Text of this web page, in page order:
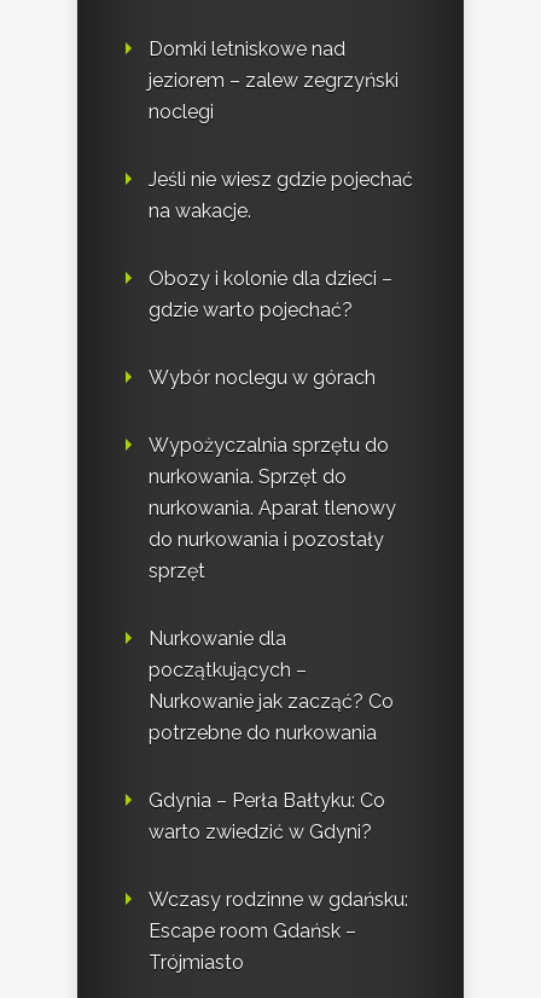
Domki letniskowe nad
jeziorem – zalew zegrzyński
noclegi
Jeśli nie wiesz gdzie pojechać
na wakacje.
Obozy i kolonie dla dzieci –
gdzie warto pojechać?
Wybór noclegu w górach
Wypożyczalnia sprzętu do
nurkowania. Sprzęt do
nurkowania. Aparat tlenowy
do nurkowania i pozostały
sprzęt
Nurkowanie dla
początkujących –
Nurkowanie jak zacząć? Co
potrzebne do nurkowania
Gdynia – Perła Bałtyku: Co
warto zwiedzić w Gdyni?
Wczasy rodzinne w gdańsku:
Escape room Gdańsk –
Trójmiasto